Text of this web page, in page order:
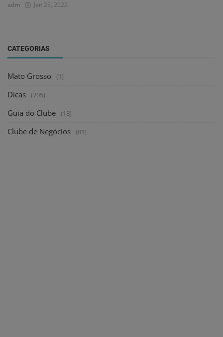
adm Jan 25, 2022
CATEGORIAS
Mato Grosso (1)
Dicas (705)
Guia do Clube (18)
Clube de Negócios (81)